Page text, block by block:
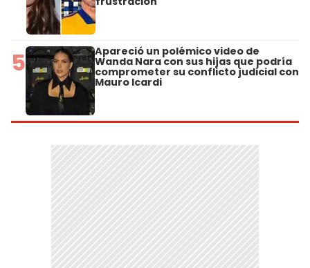
5 Apareció un polémico video de
Wanda Nara con sus hijas que podría
comprometer su conflicto judicial con
Mauro Icardi